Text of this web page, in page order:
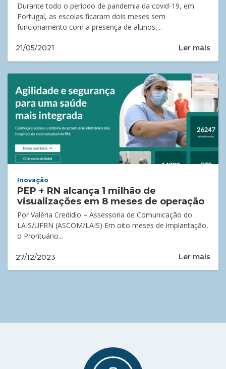
Durante todo o período de pandemia da covid-19, em
Portugal, as escolas ficaram dois meses sem
funcionamento com a presença de alunos,...
21/05/2021 Ler mais
Inovação
PEP + RN alcança 1 milhão de
visualizações em 8 meses de operação
Por Valéria Credidio – Assessoria de Comunicação do
LAIS/UFRN (ASCOM/LAIS) Em oito meses de implantação,
o Prontuário...
27/12/2023 Ler mais